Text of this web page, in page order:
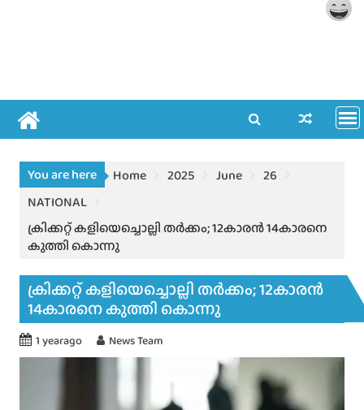
You are here Home 2025 June
26
NATIONAL
ക്രിക്കറ്റ് കളിയെച്ചൊല്ലി തർക്കം; 12കാരൻ 14കാരനെ
കുത്തി കൊന്നു
ക്രിക്കറ്റ് കളിയെച്ചൊല്ലി തർക്കം; 12കാരൻ
14കാരനെ കുത്തി കൊന്നു
1 yearago News Team